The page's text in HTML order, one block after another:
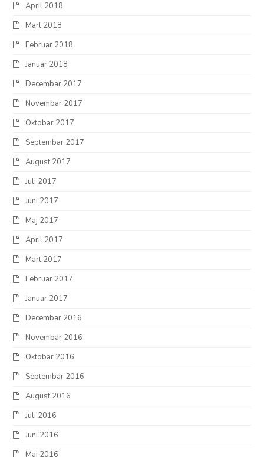
April 2018
Mart 2018
Februar 2018
Januar 2018
Decembar 2017
Novembar 2017
Oktobar 2017
Septembar 2017
August 2017
Juli 2017
Juni 2017
Maj 2017
April 2017
Mart 2017
Februar 2017
Januar 2017
Decembar 2016
Novembar 2016
Oktobar 2016
Septembar 2016
August 2016
Juli 2016
Juni 2016